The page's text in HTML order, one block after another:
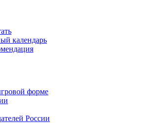
календарь
форме
России